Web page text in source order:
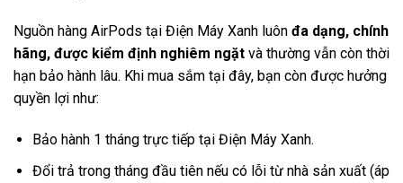
Nguồn hàng AirPods tại Điện Máy Xanh luôn đa dạng, chính
hãng, được kiểm định nghiêm ngặt và thường vẫn còn thời
hạn bảo hành lâu. Khi mua sắm tại đây, bạn còn được hưởng
quyền lợi như:
Bảo hành 1 tháng trực tiếp tại Điện Máy Xanh.
Đổi trả trong tháng đầu tiên nếu có lỗi từ nhà sản xuất (áp